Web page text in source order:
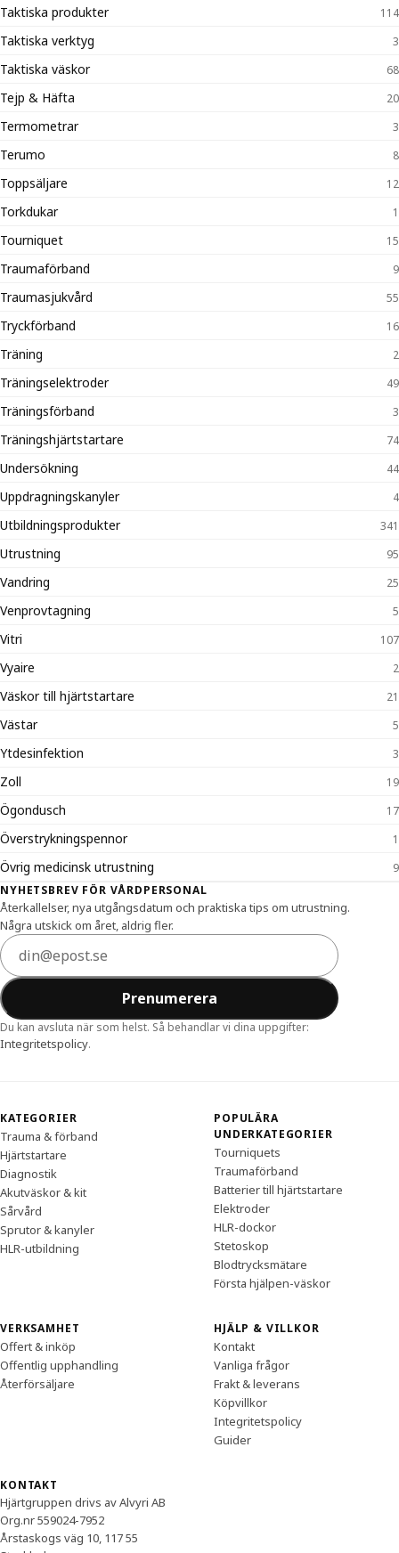
Taktiska produkter 114
Taktiska verktyg 3
Taktiska väskor 68
Tejp & Häfta 20
Termometrar 3
Terumo 8
Toppsäljare 12
Torkdukar 1
Tourniquet 15
Traumaförband 9
Traumasjukvård 55
Tryckförband 16
Träning 2
Träningselektroder 49
Träningsförband 3
Träningshjärtstartare 74
Undersökning 44
Uppdragningskanyler 4
Utbildningsprodukter 341
Utrustning 95
Vandring 25
Venprovtagning 5
Vitri 107
Vyaire 2
Väskor till hjärtstartare 21
Västar 5
Ytdesinfektion 3
Zoll 19
Ögondusch 17
Överstrykningspennor 1
Övrig medicinsk utrustning 9
Sidfot
NYHETSBREV FÖR VÅRDPERSONAL
Återkallelser, nya utgångsdatum och praktiska tips om utrustning.
Några utskick om året, aldrig fler.
E-postadress
Prenumerera
Du kan avsluta när som helst. Så behandlar vi dina uppgifter:
Integritetspolicy.
KATEGORIER
Trauma & förband
Hjärtstartare
Diagnostik
Akutväskor & kit
Sårvård
Sprutor & kanyler
HLR-utbildning
POPULÄRA
UNDERKATEGORIER
Tourniquets
Traumaförband
Batterier till hjärtstartare
Elektroder
HLR-dockor
Stetoskop
Blodtrycksmätare
Första hjälpen-väskor
VERKSAMHET
Offert & inköp
Offentlig upphandling
Återförsäljare
HJÄLP & VILLKOR
Kontakt
Vanliga frågor
Frakt & leverans
Köpvillkor
Integritetspolicy
Guider
KONTAKT
Hjärtgruppen drivs av Alvyri AB
Org.nr 559024-7952
Årstaskogs väg 10, 117 55